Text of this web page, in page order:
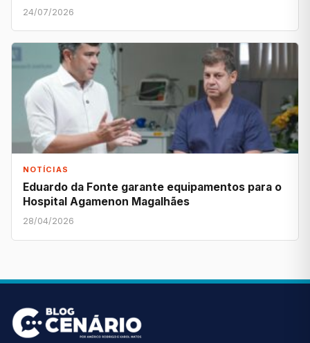
24/07/2026
NOTÍCIAS
Eduardo da Fonte garante equipamentos para o
Hospital Agamenon Magalhães
28/04/2026